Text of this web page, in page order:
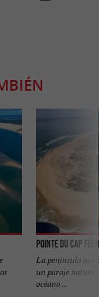
Pointe du Cap
La península que
un paraje natural
océano ...